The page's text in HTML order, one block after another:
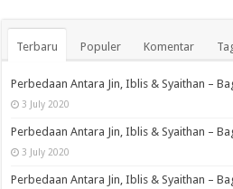
Terbaru Populer Komentar
Perbedaan Antara Jin, Iblis & Syaithan –
3 July 2020
Perbedaan Antara Jin, Iblis & Syaithan –
3 July 2020
Perbedaan Antara Jin, Iblis & Syaithan –